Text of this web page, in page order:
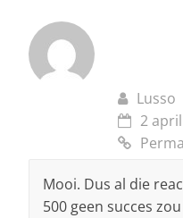
Lusso
2
Mooi. Dus al die
500 geen succes